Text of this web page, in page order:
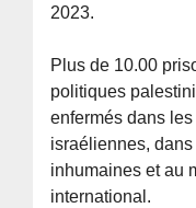
2023.
Plus de 10.00
politiques
enfermés dans
israéliennes,
inhumaines et au
international.